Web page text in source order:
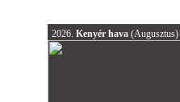
2026. Kenyér hava (Augusztus)